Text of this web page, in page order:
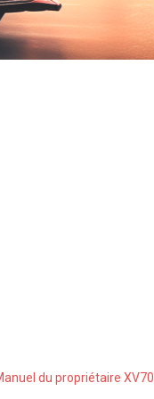
du propriétaire XV70